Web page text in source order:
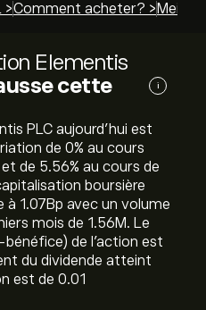
>Comment acheter? >
Elementis
cette
i
PLC aujourd'hui est
de ‎0‎% au cours
de ‎5.56‎% au cours de
boursière
à 1.07B‎p‎ avec un volume
mois de 1.56M. Le
de l'action est
du dividende atteint
est de 0.01